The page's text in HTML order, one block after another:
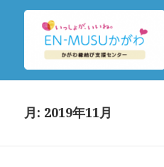
月: 2019年11月